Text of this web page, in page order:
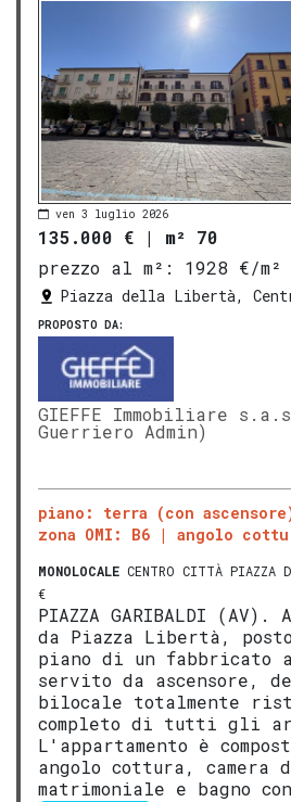
ven 3 luglio 2026
135.000 € | m² 70
prezzo al m²:
1928 €/m²
Piazza della Libertà,
PROPOSTO DA:
GIEFFE Immobiliare
Guerriero Admin)
piano: terra (con
zona OMI: B6
angolo
MONOLOCALE CENTRO CITTÀ PIAZZA
€
PIAZZA GARIBALDI
da Piazza Libertà,
piano di un fabbricato
servito da ascensore,
bilocale totalmente
completo di tutti gli
L'appartamento è
angolo cottura, camera
matrimoniale e bagno